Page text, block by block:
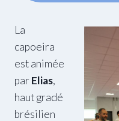
La
capoeira
est animée
par Elias,
haut gradé
brésilien